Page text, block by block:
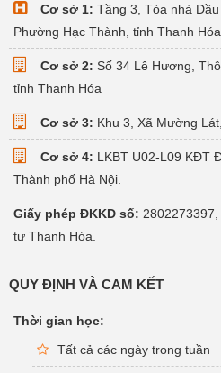
Cơ sở 1: Tầng 3, Tòa nhà
Phường Hạc Thành, tỉnh Thanh Hóa
Cơ sở 2: Số 34 Lê Hương,
tỉnh Thanh Hóa
Cơ sở 3: Khu 3, Xã Mường
Cơ sở 4: LKBT U02-L09 KĐT
Thành phố Hà Nội.
Giấy phép ĐKKD số:
tư Thanh Hóa.
QUY ĐỊNH VÀ CAM KẾT
Thời gian học:
Tất cả các ngày trong tuần